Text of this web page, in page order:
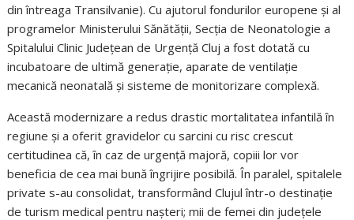
din întreaga Transilvanie). Cu ajutorul fondurilor europene și al
programelor Ministerului Sănătății, Secția de Neonatologie a
Spitalului Clinic Județean de Urgență Cluj a fost dotată cu
incubatoare de ultimă generație, aparate de ventilație
mecanică neonatală și sisteme de monitorizare complexă.
Această modernizare a redus drastic mortalitatea infantilă în
regiune și a oferit gravidelor cu sarcini cu risc crescut
certitudinea că, în caz de urgență majoră, copiii lor vor
beneficia de cea mai bună îngrijire posibilă. În paralel, spitalele
private s-au consolidat, transformând Clujul într-o destinație
de turism medical pentru nașteri; mii de femei din județele